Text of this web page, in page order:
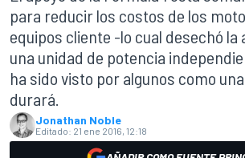
para reducir los costos de los
equipos cliente -lo cual desechó la
una unidad de potencia
ha sido visto por algunos como
durará.
Jonathan Noble
Editado: 21 ene 2016, 12:18